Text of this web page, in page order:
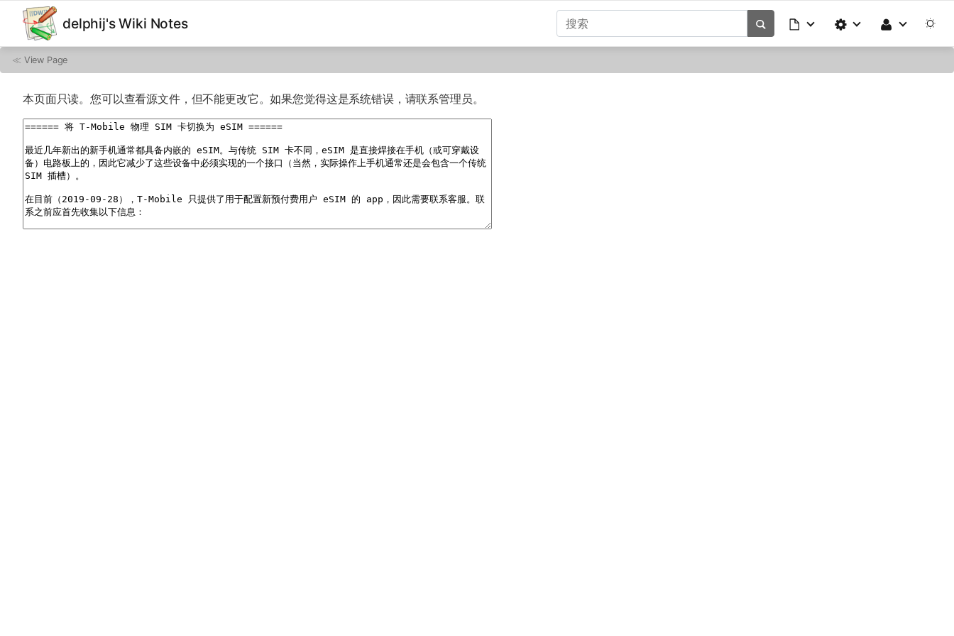
delphij's Wiki Notes
≪ View Page
本页面只读。您可以查看源文件，但不能更改它。如果您觉得这是系统错误，请联系管理员。